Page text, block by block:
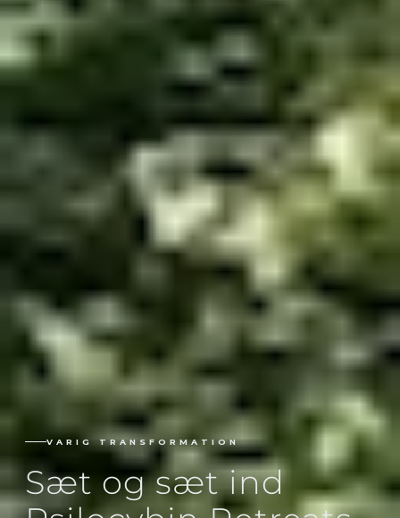
VARIG TRANSFORMATION
Sæt og sæt ind